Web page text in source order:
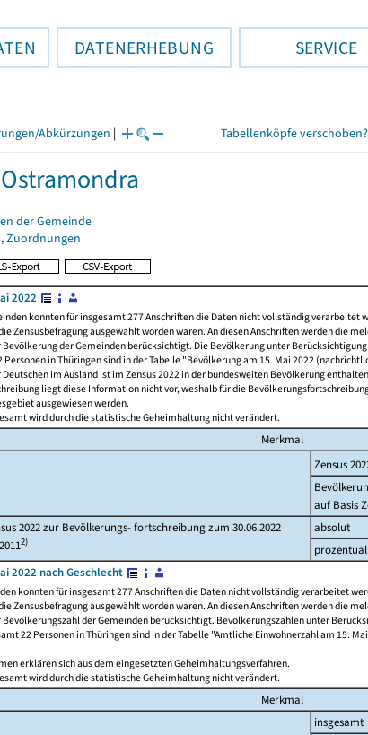
DATENERHEBUNG SERVICE
Abkürzungen | Tabellenköpfe verschoben?
der Gemeinde
Zuordnungen
2022
konnten für insgesamt 277 Anschriften die Daten nicht vollständig verarbeitet
Zensusbefragung ausgewählt worden waren. An diesen Anschriften werden die
der Gemeinden berücksichtigt. Die Bevölkerung unter
Personen in Thüringen sind in der Tabelle "Bevölkerung am 15. Mai 2022
im Ausland ist im Zensus 2022 in der bundesweiten Bevölkerung
liegt diese Information nicht vor, weshalb für die
ausgewiesen werden.
wird durch die statistische Geheimhaltung nicht verändert.
Merkmal
Zensus
auf Basis
2022 zur Bevölkerungs- fortschreibung zum 30.06.2022
2)
absolut
prozentual
2022 nach Geschlecht
konnten für insgesamt 277 Anschriften die Daten nicht vollständig verarbeitet
Zensusbefragung ausgewählt worden waren. An diesen Anschriften werden die
Bevölkerungszahl der Gemeinden berücksichtigt. Bevölkerungszahlen unter
22 Personen in Thüringen sind in der Tabelle "Amtliche Einwohnerzahl am 15.
erklären sich aus dem eingesetzten Geheimhaltungsverfahren.
wird durch die statistische Geheimhaltung nicht verändert.
Merkmal
insgesamt